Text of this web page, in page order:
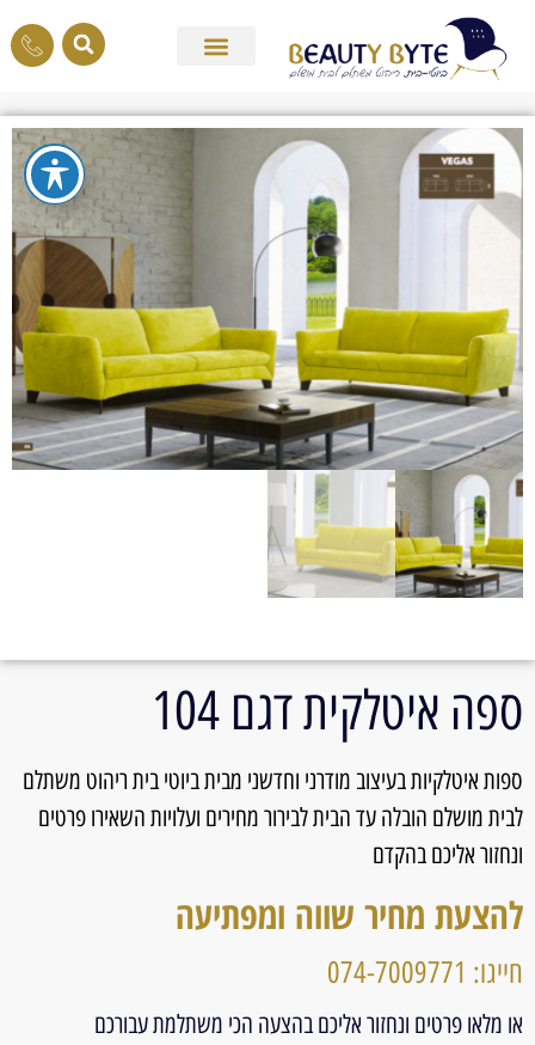
ספה איטלקית דגם 104
ספות איטלקיות בעיצוב מודרני וחדשני מבית ביוטי בית ריהוט משתלם
לבית מושלם הובלה עד הבית לבירור מחירים ועלויות השאירו פרטים
ונחזור אליכם בהקדם
להצעת מחיר שווה ומפתיעה
חייגו: 074-7009771
או מלאו פרטים ונחזור אליכם בהצעה הכי משתלמת עבורכם